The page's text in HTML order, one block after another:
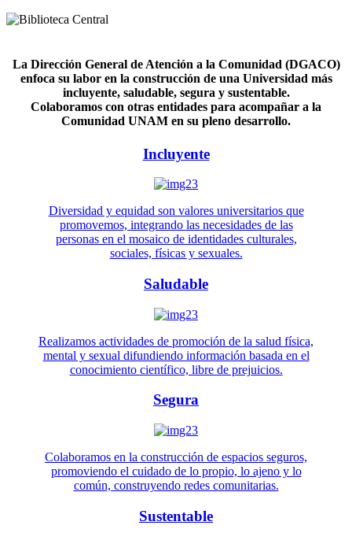
La Dirección General de Atención a la Comunidad (DGACO)
enfoca su labor en la construcción de una Universidad más
incluyente, saludable, segura y sustentable.
Colaboramos con otras entidades para acompañar a la
Comunidad UNAM en su pleno desarrollo.
Incluyente
Diversidad y equidad son valores universitarios que
promovemos, integrando las necesidades de las
personas en el mosaico de identidades culturales,
sociales, físicas y sexuales.
Saludable
Realizamos actividades de promoción de la salud física,
mental y sexual difundiendo información basada en el
conocimiento científico, libre de prejuicios.
Segura
Colaboramos en la construcción de espacios seguros,
promoviendo el cuidado de lo propio, lo ajeno y lo
común, construyendo redes comunitarias.
Sustentable